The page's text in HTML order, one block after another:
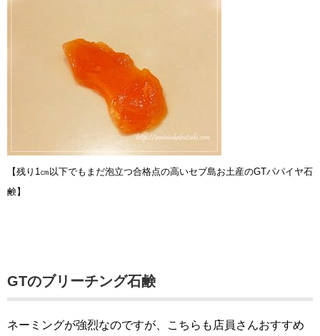
【残り1㎝以下でもまだ泡立つ合格点の高いセブ島お土産のGTパパイヤ石
鹸】
GTのブリーチング石鹸
ネーミングが強烈なのですが、こちらも店員さんおすすめ